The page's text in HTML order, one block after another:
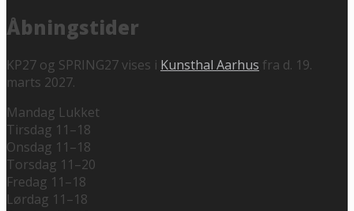
Åbningstider
KP27 og SPRING27 vises i Kunsthal Aarhus fra d. 19.
marts 2027.
Mandag Lukket
Tirsdag 11–18
Onsdag 11–18
Torsdag 11–20
Fredag 11–18
Lørdag 11–18